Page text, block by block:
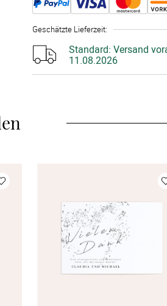
20 Stück
25 Stück
30 Stück
55 Stück
60 Stück
70 Stück
Geschätzte Lieferzeit:
Standard: Versand
11.08.2026